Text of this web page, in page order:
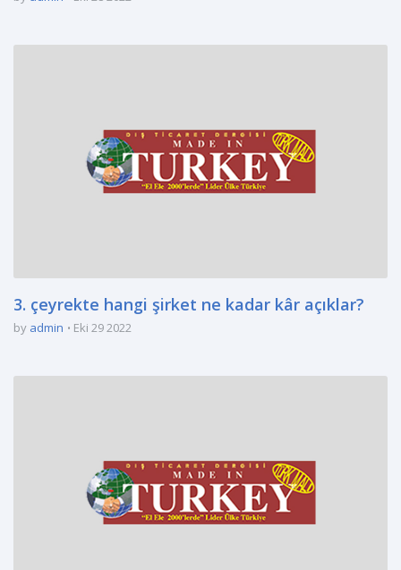
3. çeyrekte hangi şirket ne kadar kâr açıklar?
by admin Eki 29 2022